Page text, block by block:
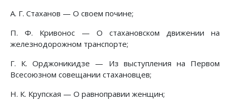
А. Г. Стаханов — О своем почине;
П. Ф. Кривонос — О стахановском движении на
железнодорожном транспорте;
Г. К. Орджоникидзе — Из выступления на Первом
Всесоюзном совещании стахановцев;
Н. К. Крупская — О равноправии женщин;